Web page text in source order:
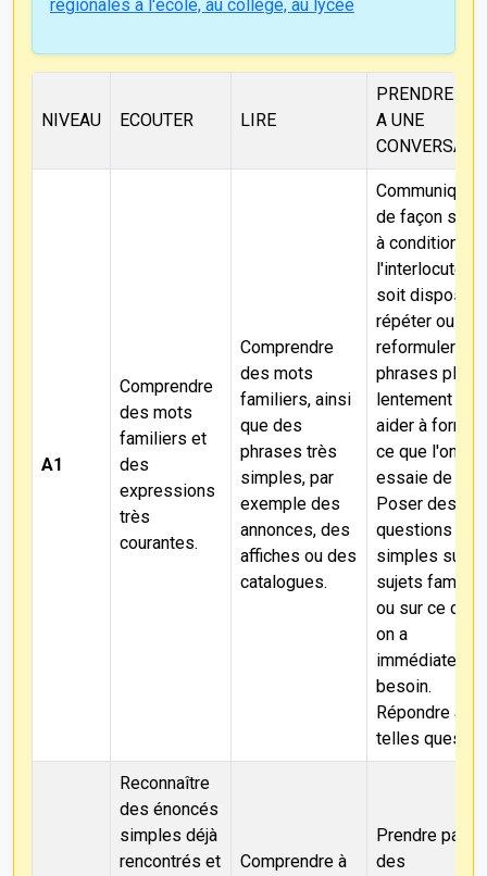
régionales à l'école, au collège, au lycée
NIVEAU ECOUTER LIRE
PRENDRE
A UNE
A1
Comprendre
des mots
familiers et
des
expressions
très
courantes.
Comprendre
des mots
familiers, ainsi
que des
phrases très
simples, par
exemple des
annonces, des
affiches ou des
catalogues.
Communiquer,
de façon
à condition
l'interlocuteur
soit disposé à
répéter ou à
reformuler
phrases plus
lentement et à
aider à
ce que l'on
essaie de
Poser des
questions
simples sur
sujets
ou sur ce dont
on a
besoin.
Répondre à de
telles
Reconnaître
des énoncés
simples déjà
rencontrés et
Comprendre à
Prendre part à
des